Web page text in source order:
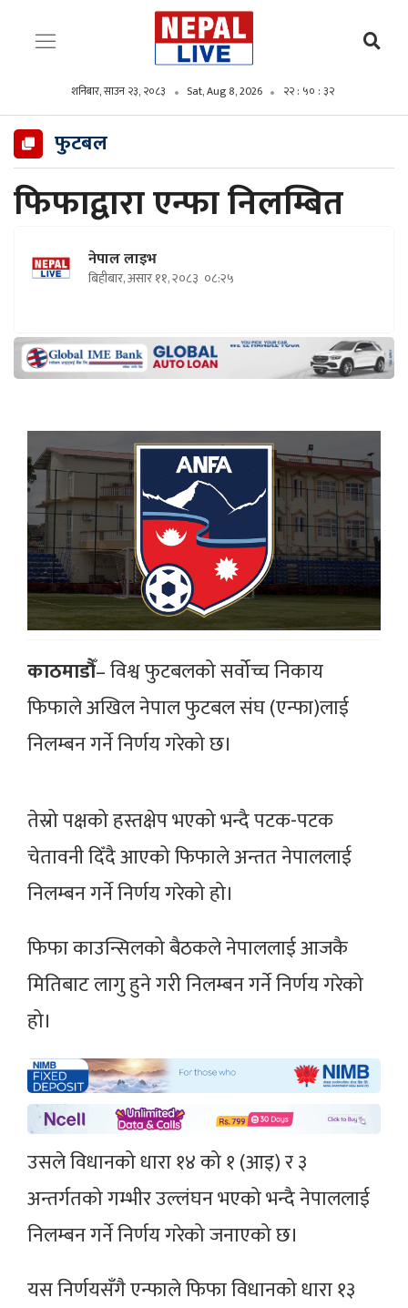
शनिबार, साउन २३, २०८३ Sat, Aug 8, 2026 २२ : ५० : ३३
फुटबल
फिफाद्वारा एन्फा निलम्बित
नेपाल लाइभ
बिहीबार, असार ११, २०८३ ०८:२५
काठमाडौँ– विश्व फुटबलको सर्वोच्च निकाय
फिफाले अखिल नेपाल फुटबल संघ (एन्फा)लाई
निलम्बन गर्ने निर्णय गरेको छ।
तेस्रो पक्षको हस्तक्षेप भएको भन्दै पटक-पटक
चेतावनी दिँदै आएको फिफाले अन्तत नेपाललाई
निलम्बन गर्ने निर्णय गरेको हो।
फिफा काउन्सिलको बैठकले नेपाललाई आजकै
मितिबाट लागु हुने गरी निलम्बन गर्ने निर्णय गरेको
हो।
उसले विधानको धारा १४ को १ (आइ) र ३
अन्तर्गतको गम्भीर उल्लंघन भएको भन्दै नेपाललाई
निलम्बन गर्ने निर्णय गरेको जनाएको छ।
यस निर्णयसँगै एन्फाले फिफा विधानको धारा १३